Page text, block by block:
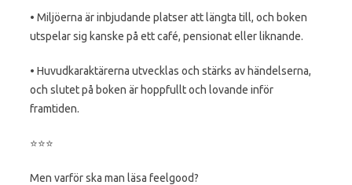
• Miljöerna är inbjudande platser att längta till, och boken
utspelar sig kanske på ett café, pensionat eller liknande.
• Huvudkaraktärerna utvecklas och stärks av händelserna,
och slutet på boken är hoppfullt och lovande inför
framtiden.
⭐️⭐️⭐️
Men varför ska man läsa feelgood?